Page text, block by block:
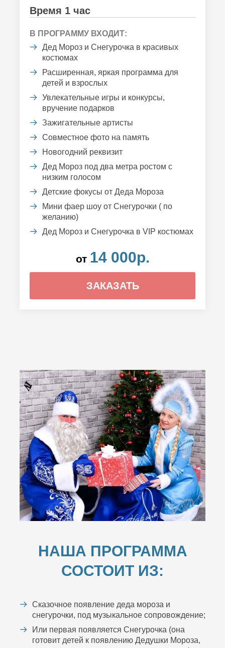
Время 1 час
В ПРОГРАММУ ВХОДИТ:
Дед Мороз и Снегурочка в красивых
костюмах
Расширенная, яркая программа для
детей и взрослых
Увлекательные игры и конкурсы,
вручение подарков
Зажигательные артисты
Совместное фото на память
Новогодний реквизит
Дед Мороз под два метра ростом с
низким голосом
Детские фокусы от Деда Мороза
Мини фаер шоу от Снегурочки ( по
желанию)
Дед Мороз и Снегурочка в VIP костюмах
от 14 000р.
ЗАКАЗАТЬ
НАША ПРОГРАММА
СОСТОИТ ИЗ:
Сказочное появление деда мороза и
снегурочки, под музыкальное сопровождение;
Или первая появляется Снегурочка (она
готовит детей к появлению Дедушки Мороза,